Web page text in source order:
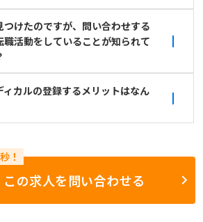
つけたのですが、問い合わせする
職活動をしていることが知られて
ィカルの登録するメリットはなん
この求人を問い合わせる